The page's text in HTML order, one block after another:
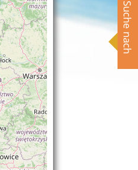
Suche nach